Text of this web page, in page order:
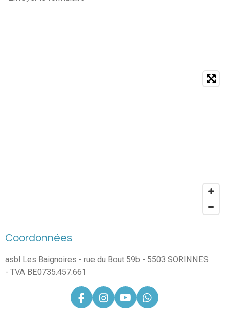
Coordonnées
asbl Les Baignoires - rue du Bout 59b - 5503 SORINNES
- TVA BE0735.457.661
F
I
Y
W